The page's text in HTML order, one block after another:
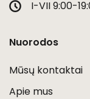
I-VII 9:00-
Nuorodos
Mūsų kontaktai
Apie mus